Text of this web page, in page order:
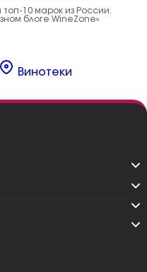
10 марок из России.
блоге WineZone»
Винотеки